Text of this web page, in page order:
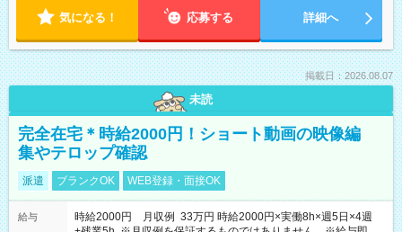
気になる！ 応募する 詳細へ
掲載日：2026.08.07
未読
完全在宅＊時給2000円！ショート動画の映像編
集やテロップ確認
派遣 ブランクOK WEB登録・面接OK
給与
時給2000円 月収例 33万円 時給2000円×実働8h×週5日×4週